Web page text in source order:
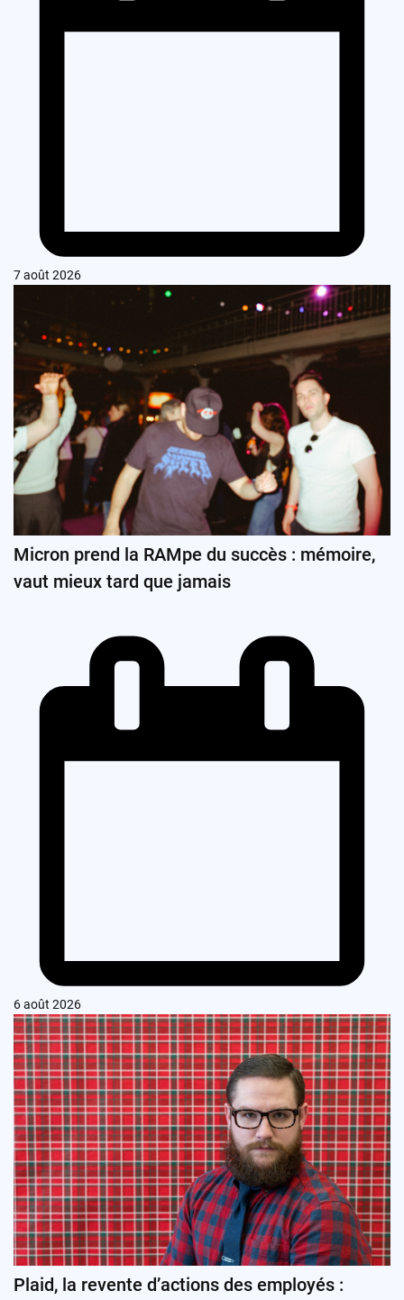
7 août 2026
Micron prend la RAMpe du succès : mémoire,
vaut mieux tard que jamais
6 août 2026
Plaid, la revente d’actions des employés :